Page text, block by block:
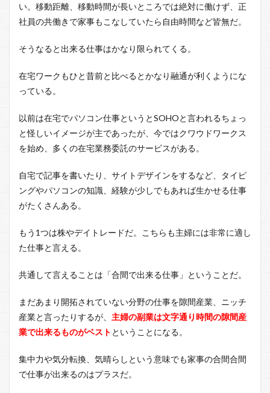
い。移動距離、移動時間が長いところでは絶対に働けず、正
社員の共働きで家事もこなしていたら自由時間など皆無だ。
そうなると出来る仕事はかなり限られてくる。
在宅ワークもひと昔前と比べるとかなり融通が利くようにな
っている。
以前は在宅でパソコン仕事というとSOHOと言われるちょっ
と怪しいイメージが主であったが、今ではクワウドワークス
を始め、多くの在宅業務委託のサービスがある。
自宅で記事を書いたり、サイトデザインをするなど、タイピ
ングやパソコンの知識、経験が少しでもあれば生かせる仕事
がたくさんある。
もう1つは株やデイトレードだ。こちらも主婦には非常に適し
た仕事と言える。
共通して言えることは「合間で出来る仕事」ということだ。
まだあまり開拓されていない分野の仕事を隙間産業、ニッチ
産業と言ったりするが、 主婦の副業は文字通り時間の隙間産
業で出来るものがベスト ということになる。
集中力や気分転換、気晴らしという意味でも家事の合間合間
で仕事が出来るのはプラスだ。